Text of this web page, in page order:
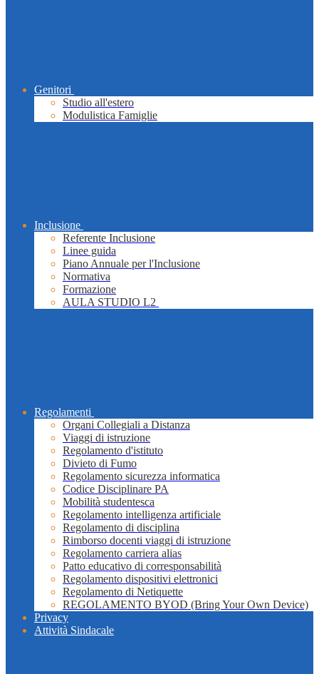
Genitori
Studio all'estero
Modulistica Famiglie
Inclusione
Referente Inclusione
Linee guida
Piano Annuale per l'Inclusione
Normativa
Formazione
AULA STUDIO L2
Regolamenti
Organi Collegiali a Distanza
Viaggi di istruzione
Regolamento d'istituto
Divieto di Fumo
Regolamento sicurezza informatica
Codice Disciplinare PA
Mobilità studentesca
Regolamento intelligenza artificiale
Regolamento di disciplina
Rimborso docenti viaggi di istruzione
Regolamento carriera alias
Patto educativo di corresponsabilità
Regolamento dispositivi elettronici
Regolamento di Netiquette
REGOLAMENTO BYOD (Bring Your Own Device)
Privacy
Attività Sindacale